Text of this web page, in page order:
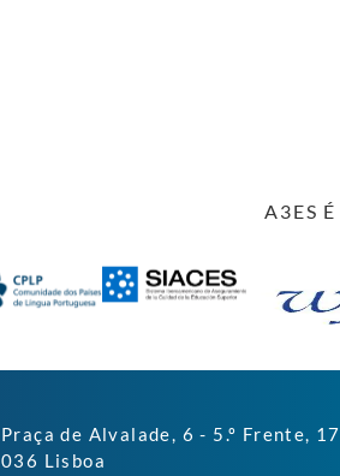
A3ES
Praça de Alvalade, 6 - 5.º Frente,
036 Lisboa